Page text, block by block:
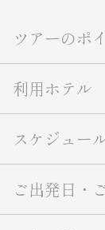
ツアーのポ
利用ホテル
スケジュー
ご出発日・